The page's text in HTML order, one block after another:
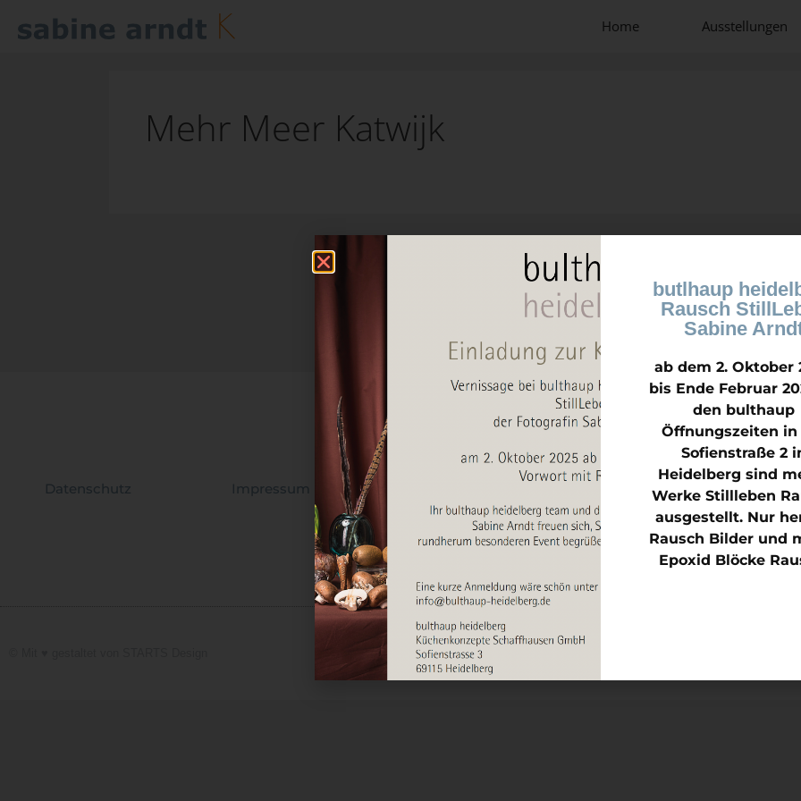
Home Ausstellungen
Mehr Meer Katwijk
Datenschutz Impressum
Mitglied Kunstverein
Mitglied FEMALE
butlhaup
Rausch
Sabine
ab dem 2. Oktober
bis Ende Februar
den bulthaup
Öffnungszeiten in
Sofienstraße 2
Heidelberg sind
Werke Stillleben
ausgestellt. Nur
Rausch Bilder und
Epoxid Blöcke